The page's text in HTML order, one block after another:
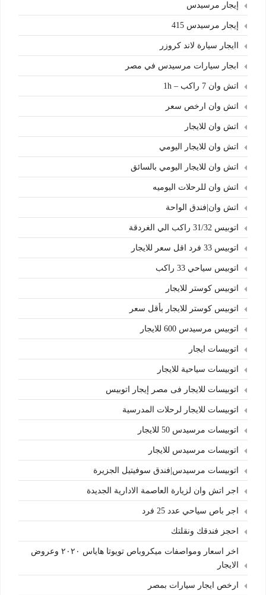
إيجار مرسيدس
إيجار مرسيدس 415
اايجار سيارة لاند كروزر
ابجار سيارات مرسيدس في مصر
اتش وان 7 راكب – 1h
اتش وان ارخص سعر
اتش وان للايجار
اتش وان للايجار اليومي
اتش وان للايجار اليومي بالسائق
اتش وان للرحلات اليوميه
اتش وان|فندق الواحة
اتوبيس 31/32 راكب الي الغردقة
اتوبيس 33 فرد اقل سعر للايجار
اتوبيس سياحي 33 راكب
اتوبيس كوستر للايجار
اتوبيس كوستر للايجار بأقل سعر
اتوبيس مرسيدس 600 للايجار
اتوبيسات ايجار
اتوبيسات سياحية للايجار
اتوبيسات للايجار فى مصر إيجار اتوبيس
اتوبيسات للايجار لرحلات المدرسية
اتوبيسات مرسيدس 50 للايجار
اتوبيسات مرسيدس للايجار
اتوبيسات مرسيدس|فندق سوفيتيل الجزيرة
اجر اتش وان لزيارة العاصمة الادارية الجديدة
اجر باص سياحي عدد 25 فرد
احجز فندقك ونقلتك
اخر اسعار ومواصفات ميكروباص تويوتا هاياس ٢٠٢٠ وعروض
الايجار
ارخص ايجار سيارات بمصر